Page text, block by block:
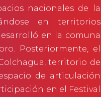
nacionales de la
en territorios
en la comuna
. Posteriormente, el
territorio de
de articulación
en el
Festival